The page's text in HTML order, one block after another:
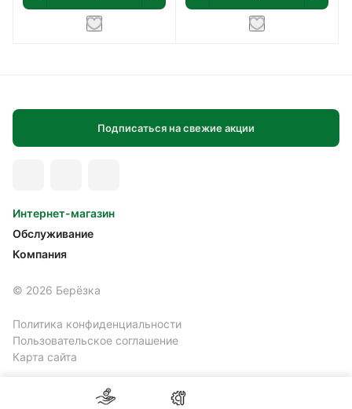
Подписаться на свежие акции
Интернет-магазин
Обслуживание
Компания
© 2026 Берёзка
Политика конфиденциальности
Пользовательское соглашение
Карта сайта